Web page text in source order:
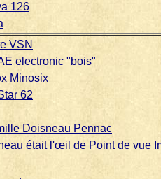
126
VSN
electronic "bois"
Minosix
62
Doisneau Pennac
était l'œil de Point de vue